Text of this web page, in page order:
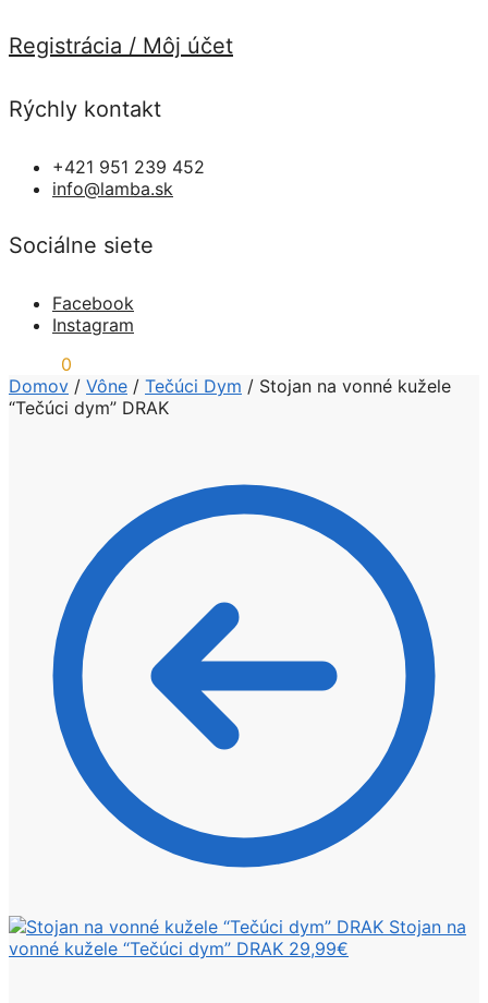
Registrácia / Môj účet
Rýchly kontakt
+421 951 239 452
info@lamba.sk
Sociálne siete
Facebook
Instagram
0
Domov / Vône / Tečúci Dym / Stojan na vonné kužele
“Tečúci dym” DRAK
Stojan na
vonné kužele “Tečúci dym” DRAK 29,99€